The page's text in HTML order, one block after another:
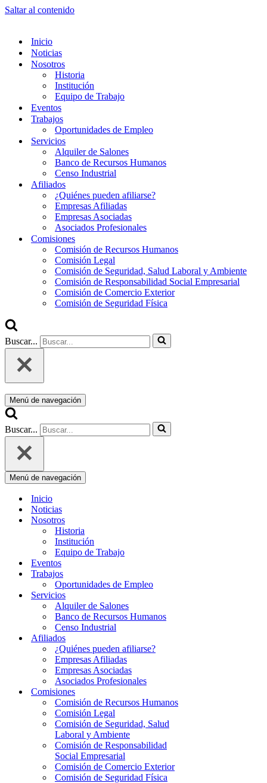
Saltar al contenido
Inicio
Noticias
Nosotros
Historia
Institución
Equipo de Trabajo
Eventos
Trabajos
Oportunidades de Empleo
Servicios
Alquiler de Salones
Banco de Recursos Humanos
Censo Industrial
Afiliados
¿Quiénes pueden afiliarse?
Empresas Afiliadas
Empresas Asociadas
Asociados Profesionales
Comisiones
Comisión de Recursos Humanos
Comisión Legal
Comisión de Seguridad, Salud Laboral y Ambiente
Comisión de Responsabilidad Social Empresarial
Comisión de Comercio Exterior
Comisión de Seguridad Física
Buscar...
Menú de navegación
Buscar...
Menú de navegación
Inicio
Noticias
Nosotros
Historia
Institución
Equipo de Trabajo
Eventos
Trabajos
Oportunidades de Empleo
Servicios
Alquiler de Salones
Banco de Recursos Humanos
Censo Industrial
Afiliados
¿Quiénes pueden afiliarse?
Empresas Afiliadas
Empresas Asociadas
Asociados Profesionales
Comisiones
Comisión de Recursos Humanos
Comisión Legal
Comisión de Seguridad, Salud
Laboral y Ambiente
Comisión de Responsabilidad
Social Empresarial
Comisión de Comercio Exterior
Comisión de Seguridad Física